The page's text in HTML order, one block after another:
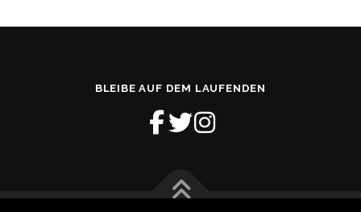
BLEIBE AUF DEM LAUFENDEN